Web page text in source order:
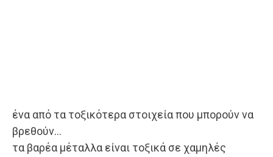
ένα από τα τοξικότερα στοιχεία που μπορούν να
βρεθούν…
τα βαρέα μέταλλα είναι τοξικά σε χαμηλές